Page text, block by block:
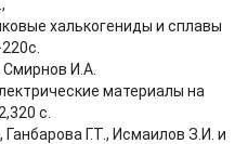
халькогениды и сплавы
И.А.
материалы на
с.
Г.Т., Исмаилов З.И. и